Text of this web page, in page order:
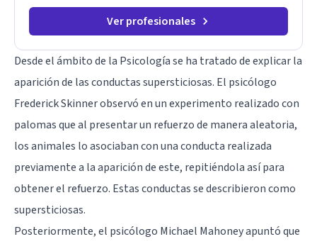
Ver profesionales
Desde el ámbito de la Psicología se ha tratado de explicar la
aparición de las conductas supersticiosas. El psicólogo
Frederick Skinner observó en un experimento realizado con
palomas que al presentar un refuerzo de manera aleatoria,
los animales lo asociaban con una conducta realizada
previamente a la aparición de este, repitiéndola así para
obtener el refuerzo. Estas conductas se describieron como
supersticiosas.
Posteriormente, el psicólogo Michael Mahoney apuntó que